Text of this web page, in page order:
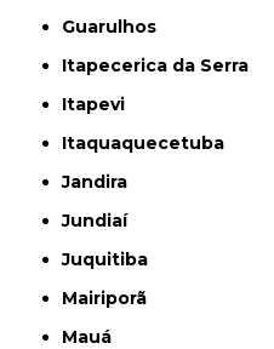
Guarulhos
Itapecerica da Serra
Itapevi
Itaquaquecetuba
Jandira
Jundiaí
Juquitiba
Mairiporã
Mauá